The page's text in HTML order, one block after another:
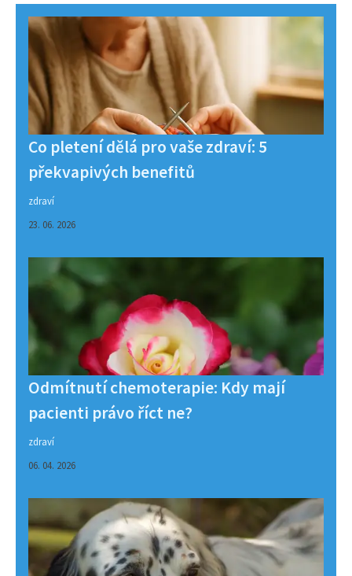
Co pletení dělá pro vaše zdraví: 5
překvapivých benefitů
zdraví
23. 06. 2026
Odmítnutí chemoterapie: Kdy mají
pacienti právo říct ne?
zdraví
06. 04. 2026